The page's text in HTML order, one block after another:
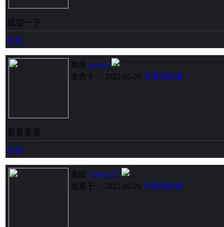
观望一下
回复
离线 pusssy
发表于： 2022-05-26 只看该作者
看看看看
回复
离线 weimei73
发表于： 2022-05-26 只看该作者